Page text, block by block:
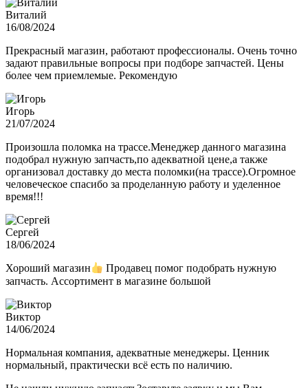
Виталий
16/08/2024
Прекрасный магазин, работают профессионалы. Очень точно
задают правильные вопросы при подборе запчастей. Цены
более чем приемлемые. Рекомендую
Игорь
21/07/2024
Произошла поломка на трассе.Менеджер данного магазина
подобрал нужную запчасть,по адекватной цене,а также
организовал доставку до места поломки(на трассе).Огромное
человеческое спасибо за проделанную работу и уделенное
время!!!
Сергей
18/06/2024
Хороший магазин
Продавец помог подобрать нужную
запчасть. Ассортимент в магазине большой
Виктор
14/06/2024
Нормальная компания, адекватные менеджеры. Ценник
нормальный, практически всё есть по наличию.